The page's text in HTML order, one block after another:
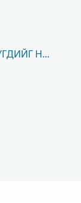
НЬ ҮЗЭХ